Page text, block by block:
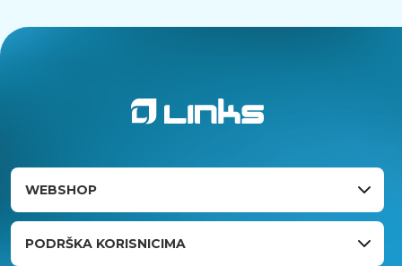
WEBSHOP
PODRŠKA KORISNICIMA